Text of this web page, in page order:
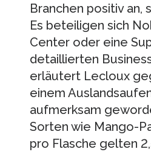
Branchen positiv an,
Es beteiligen sich
Center oder eine
detaillierten
erläutert Lecloux
einem
aufmerksam
Sorten wie Mango-
pro Flasche gelten